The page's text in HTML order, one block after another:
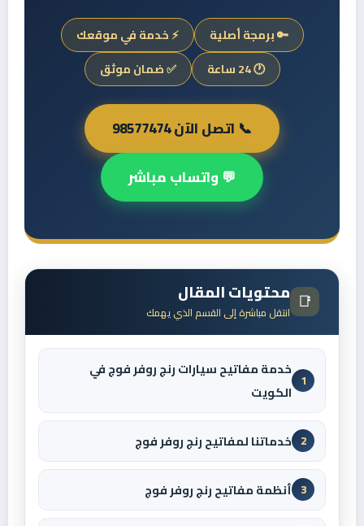
🔑 برمجة أصلية
⚡ خدمة في موقعك
🕐 24 ساعة
✅ ضمان موثق
📞 اتصل الآن 98577474
💬 واتساب مباشر
📑 محتويات المقال
انتقل مباشرة إلى القسم الذي يهمك
1
خدمة مفاتيح سيارات رنج روفر فوج في
الكويت
2 خدماتنا لمفاتيح رنج روفر فوج
3 أنظمة مفاتيح رنج روفر فوج